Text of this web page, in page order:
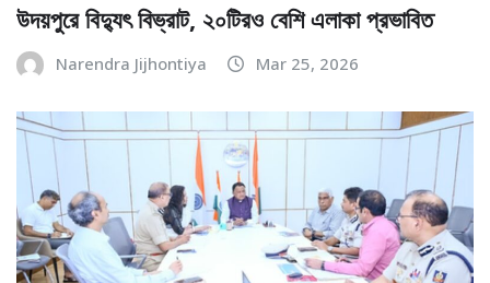
উদয়পুরে বিদ্যুৎ বিভ্রাট, ২০টিরও বেশি এলাকা প্রভাবিত
Narendra Jijhontiya Mar 25, 2026